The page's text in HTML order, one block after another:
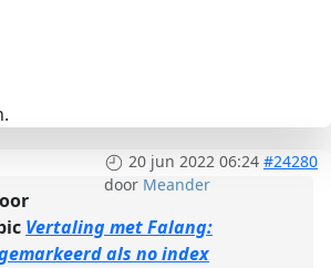
20 jun 2022 06:24 #24280
door Meander
Vertaling met Falang:
als no index